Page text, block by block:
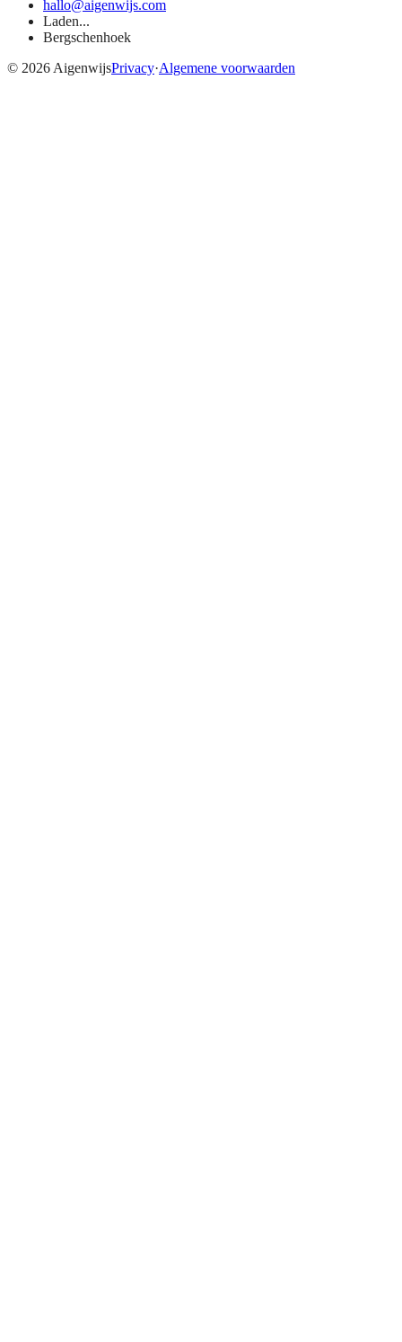
hallo@aigenwijs.com
Laden...
Bergschenhoek
© 2026 AigenwijsPrivacy·Algemene voorwaarden